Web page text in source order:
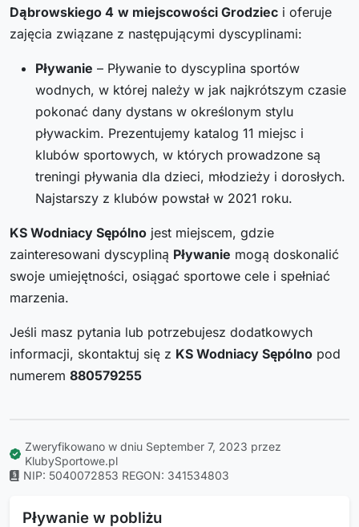
Dąbrowskiego 4 w miejscowości Grodziec i oferuje
zajęcia związane z następującymi dyscyplinami:
Pływanie – Pływanie to dyscyplina sportów
wodnych, w której należy w jak najkrótszym czasie
pokonać dany dystans w określonym stylu
pływackim. Prezentujemy katalog 11 miejsc i
klubów sportowych, w których prowadzone są
treningi pływania dla dzieci, młodzieży i dorosłych.
Najstarszy z klubów powstał w 2021 roku.
KS Wodniacy Sępólno jest miejscem, gdzie
zainteresowani dyscypliną Pływanie mogą doskonalić
swoje umiejętności, osiągać sportowe cele i spełniać
marzenia.
Jeśli masz pytania lub potrzebujesz dodatkowych
informacji, skontaktuj się z KS Wodniacy Sępólno pod
numerem 880579255
Zweryfikowano w dniu September 7, 2023 przez
KlubySportowe.pl
NIP: 5040072853 REGON: 341534803
Pływanie w pobliżu